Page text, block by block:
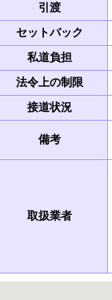
引渡
セットバック
私道負担
法令上の制限
接道状況
備考
取扱業者